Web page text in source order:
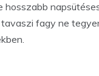
hosszabb
tavaszi fagy ne